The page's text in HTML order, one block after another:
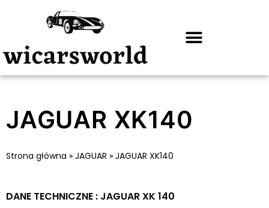
JAGUAR XK140
Strona główna » JAGUAR » JAGUAR XK140
DANE TECHNICZNE : JAGUAR XK 140